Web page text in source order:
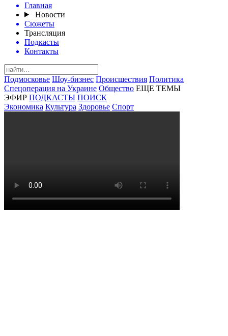
Главная
Новости
Сюжеты
Трансляция
Подкасты
Контакты
Подмосковье Шоу-бизнес Происшествия Политика
Спецоперация на Украине Общество ЕЩЕ ТЕМЫ
ЭФИР ПОДКАСТЫ ПОИСК
Экономика Культура Здоровье Спорт